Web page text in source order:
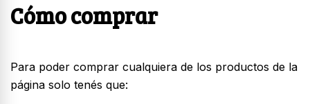
Cómo comprar
Para poder comprar cualquiera de los productos de la
página solo tenés que: